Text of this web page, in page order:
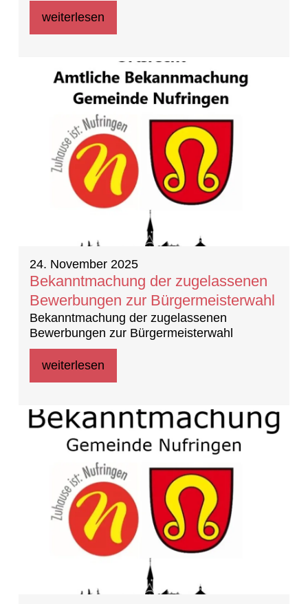
weiterlesen
24. November 2025
Bekanntmachung der zugelassenen
Bewerbungen zur Bürgermeisterwahl
Bekanntmachung der zugelassenen
Bewerbungen zur Bürgermeisterwahl
weiterlesen